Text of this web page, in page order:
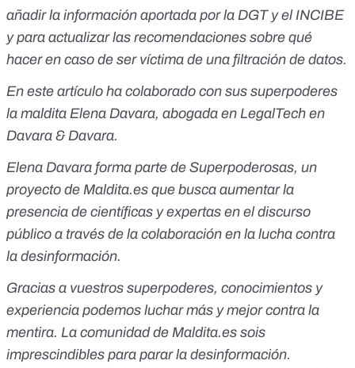
añadir la información aportada por la DGT y el INCIBE
y para actualizar las recomendaciones sobre qué
hacer en caso de ser víctima de una filtración de datos.
En este artículo ha colaborado con sus superpoderes
la maldita Elena Davara, abogada en LegalTech en
Davara & Davara.
Elena Davara forma parte de Superpoderosas, un
proyecto de Maldita.es que busca aumentar la
presencia de científicas y expertas en el discurso
público a través de la colaboración en la lucha contra
la desinformación.
Gracias a vuestros superpoderes, conocimientos y
experiencia podemos luchar más y mejor contra la
mentira. La comunidad de Maldita.es sois
imprescindibles para parar la desinformación.